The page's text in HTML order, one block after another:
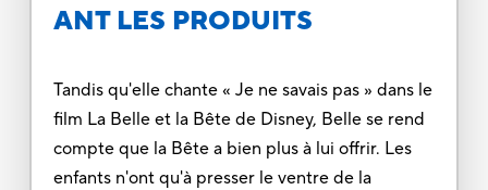
ANT LES PRODUITS
Tandis qu'elle chante « Je ne savais pas » dans le
film La Belle et la Bête de Disney, Belle se rend
compte que la Bête a bien plus à lui offrir. Les
enfants n'ont qu'à presser le ventre de la